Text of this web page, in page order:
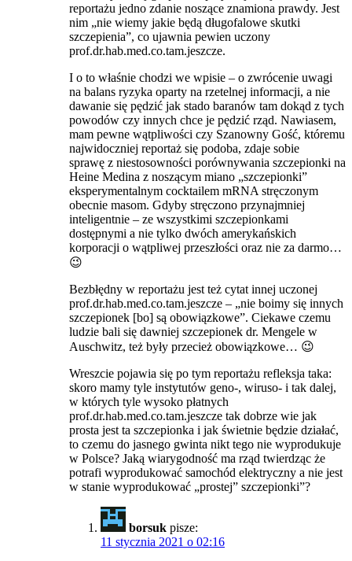
reportażu jedno zdanie noszące znamiona prawdy. Jest
nim „nie wiemy jakie będą długofalowe skutki
szczepienia”, co ujawnia pewien uczony
prof.dr.hab.med.co.tam.jeszcze.
I o to właśnie chodzi we wpisie – o zwrócenie uwagi
na balans ryzyka oparty na rzetelnej informacji, a nie
dawanie się pędzić jak stado baranów tam dokąd z tych
powodów czy innych chce je pędzić rząd. Nawiasem,
mam pewne wątpliwości czy Szanowny Gość, któremu
najwidoczniej reportaż się podoba, zdaje sobie
sprawę z niestosowności porównywania szczepionki na
Heine Medina z noszącym miano „szczepionki”
eksperymentalnym cocktailem mRNA stręczonym
obecnie masom. Gdyby stręczono przynajmniej
inteligentnie – ze wszystkimi szczepionkami
dostępnymi a nie tylko dwóch amerykańskich
korporacji o wątpliwej przeszłości oraz nie za darmo…
😉
Bezbłędny w reportażu jest też cytat innej uczonej
prof.dr.hab.med.co.tam.jeszcze – „nie boimy się innych
szczepionek [bo] są obowiązkowe”. Ciekawe czemu
ludzie bali się dawniej szczepionek dr. Mengele w
Auschwitz, też były przecież obowiązkowe… 😉
Wreszcie pojawia się po tym reportażu refleksja taka:
skoro mamy tyle instytutów geno-, wiruso- i tak dalej,
w których tyle wysoko płatnych
prof.dr.hab.med.co.tam.jeszcze tak dobrze wie jak
prosta jest ta szczepionka i jak świetnie będzie działać,
to czemu do jasnego gwinta nikt tego nie wyprodukuje
w Polsce? Jaką wiarygodność ma rząd twierdząc że
potrafi wyprodukować samochód elektryczny a nie jest
w stanie wyprodukować „prostej” szczepionki”?
borsuk pisze:
11 stycznia 2021 o 02:16